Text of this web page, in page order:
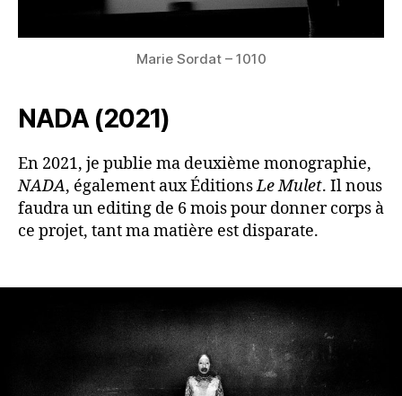
Marie Sordat – 1010
NADA (2021)
En 2021, je publie ma deuxième monographie,
NADA, également aux ÉditionsLe Mulet. Il nous
faudra un editing de 6 mois pour donner corps à
ce projet, tant ma matière est disparate.